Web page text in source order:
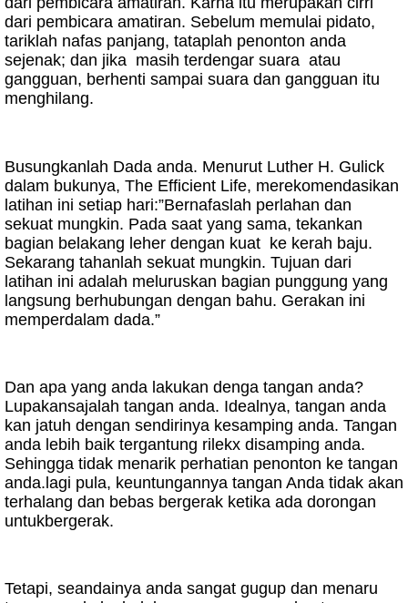
dari pembicara amatiran. Sebelum memulai pidato,
tariklah nafas panjang, tataplah penonton anda
sejenak; dan jika masih terdengar suara atau
gangguan, berhenti sampai suara dan gangguan itu
menghilang.
Busungkanlah Dada anda. Menurut Luther H. Gulick
dalam bukunya, The Efficient Life, merekomendasikan
latihan ini setiap hari:”Bernafaslah perlahan dan
sekuat mungkin. Pada saat yang sama, tekankan
bagian belakang leher dengan kuat ke kerah baju.
Sekarang tahanlah sekuat mungkin. Tujuan dari
latihan ini adalah meluruskan bagian punggung yang
langsung berhubungan dengan bahu. Gerakan ini
memperdalam dada.”
Dan apa yang anda lakukan denga tangan anda?
Lupakansajalah tangan anda. Idealnya, tangan anda
kan jatuh dengan sendirinya kesamping anda. Tangan
anda lebih baik tergantung rilekx disamping anda.
Sehingga tidak menarik perhatian penonton ke tangan
anda.lagi pula, keuntungannya tangan Anda tidak akan
terhalang dan bebas bergerak ketika ada dorongan
untukbergerak.
Tetapi, seandainya anda sangat gugup dan menaru